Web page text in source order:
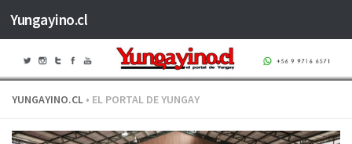
Saltar al contenido
Yungayino.cl
YUNGAYINO.CL • EL PORTAL DE YUNGAY